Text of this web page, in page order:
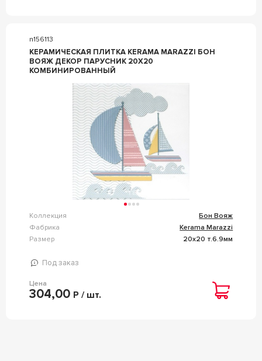
n156113
КЕРАМИЧЕСКАЯ ПЛИТКА KERAMA MARAZZI БОН
ВОЯЖ ДЕКОР ПАРУСНИК 20Х20
КОМБИНИРОВАННЫЙ
Коллекция
Бон Вояж
Фабрика
Kerama Marazzi
Размер
20x20 т.6.9мм
Под заказ
Цена
304,00 Р / шт.